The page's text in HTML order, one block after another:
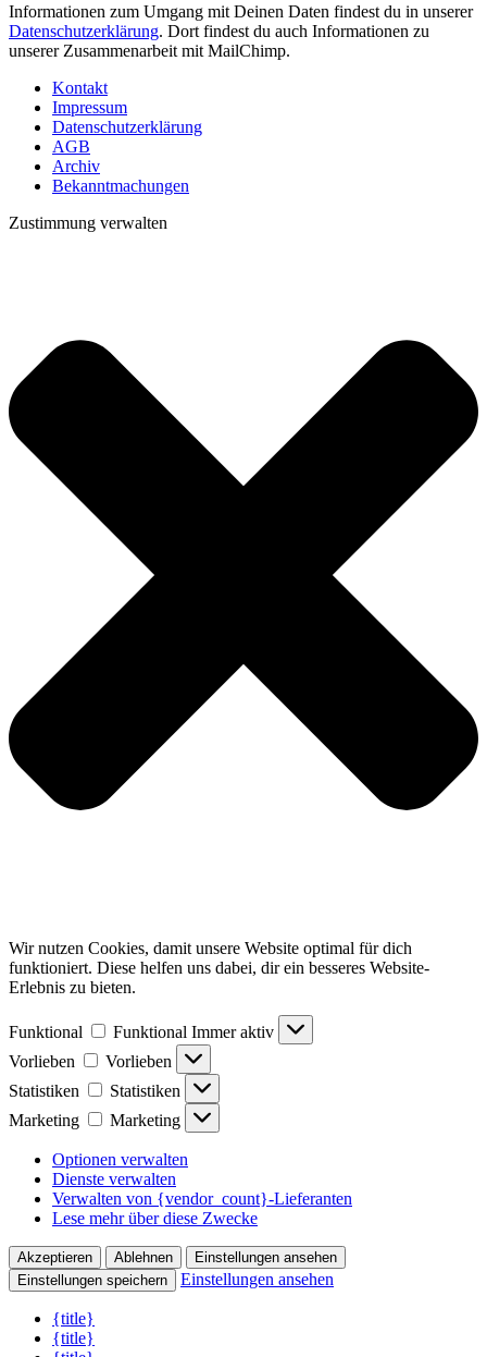
Informationen zum Umgang mit Deinen Daten findest du in unserer
Datenschutzerklärung. Dort findest du auch Informationen zu
unserer Zusammenarbeit mit MailChimp.
Kontakt
Impressum
Datenschutzerklärung
AGB
Archiv
Bekanntmachungen
Zustimmung verwalten
Wir nutzen Cookies, damit unsere Website optimal für dich
funktioniert. Diese helfen uns dabei, dir ein besseres Website-
Erlebnis zu bieten.
Funktional Funktional Immer aktiv
Vorlieben
Vorlieben
Statistiken
Statistiken
Marketing
Marketing
Optionen verwalten
Dienste verwalten
Verwalten von {vendor_count}-Lieferanten
Lese mehr über diese Zwecke
Akzeptieren Ablehnen
Einstellungen ansehen
Einstellungen speichern
Einstellungen ansehen
{title}
{title}